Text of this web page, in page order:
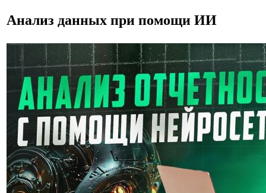
Анализ данных при помощи ИИ